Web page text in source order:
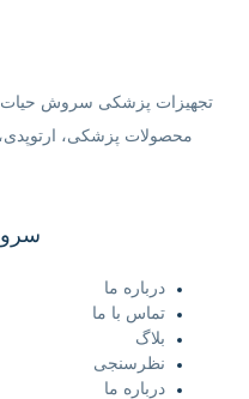
تجهیزات پزشکی سروش حیات
محصولات پزشکی،
درباره ما
تماس با ما
بلاگ
نظرسنجی
درباره ما